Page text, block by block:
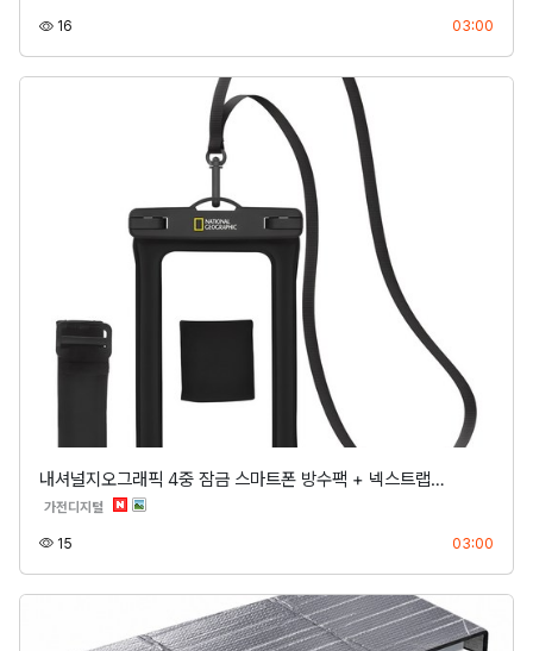
16 03:00
내셔널지오그래픽 4중 잠금 스마트폰 방수팩 + 넥스트랩…
가전디지털 분류
15 03:00